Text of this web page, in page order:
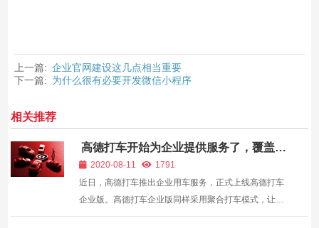
上一篇: 企业官网建设这几点相当重要
下一篇: 为什么很有必要开发微信小程序
相关推荐
高德打车开始为企业提供服务了，覆盖超
过360个城市
2020-08-11
1791
近日，高德打车推出企业用车服务，正式上线高德打车
企业版。高德打车企业版同样采用聚合打车模式，让企
业员工可以一键全网叫车、全网比价。 目前，高德打车